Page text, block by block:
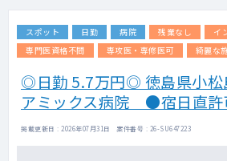
スポット 日勤 病院 残業なし
イ
専門医資格不問
専攻医・専修医可 綺麗な
◎日勤 5.7万円◎ 徳島県小松
アミックス病院 ●宿日直
掲載更新日 : 2026年07月31日 案件番号 : 26-SU647223